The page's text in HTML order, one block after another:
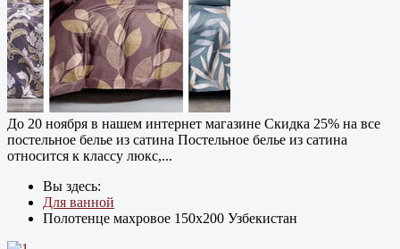
До 20 ноября в нашем интернет магазине Cкидка 25% на все
постельное белье из сатина Постельное белье из сатина
относится к классу люкс,...
Вы здесь:
Для ванной
Полотенце махровое 150х200 Узбекистан